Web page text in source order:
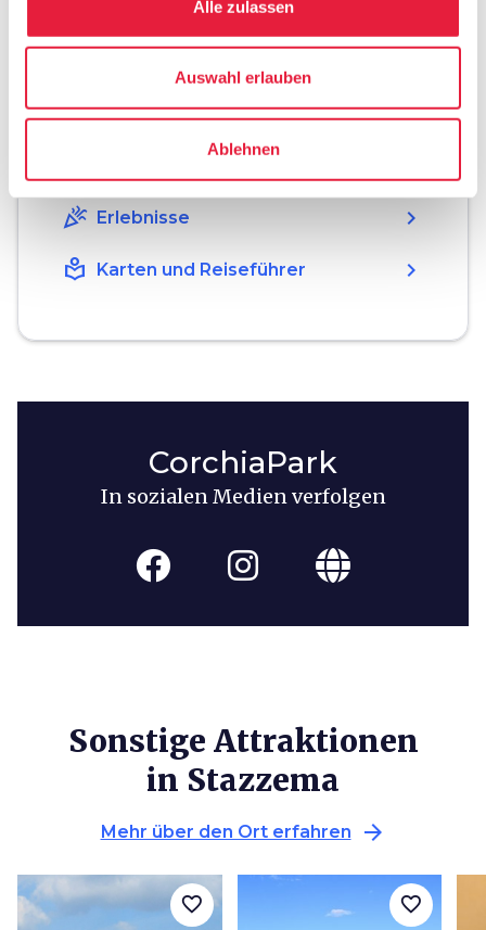
Alle zulassen
Auswahl erlauben
Ablehnen
hotel Übernachten (auf Englisch) chevron_right
celebration Erlebnisse chevron_right
local_library Karten und Reiseführer chevron_right
CorchiaPark
In sozialen Medien verfolgen
Sonstige Attraktionen
in Stazzema
Mehr über den Ort erfahren arrow_forward
favorite_border favorite_border